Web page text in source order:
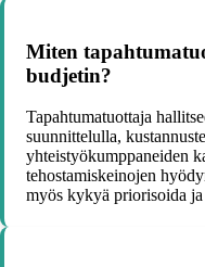
Miten
budjetin?
Tapahtumatuottaja
suunnittelulla,
yhteistyökumppaneiden
tehostamiskeinojen
myös kykyä priorisoida ja